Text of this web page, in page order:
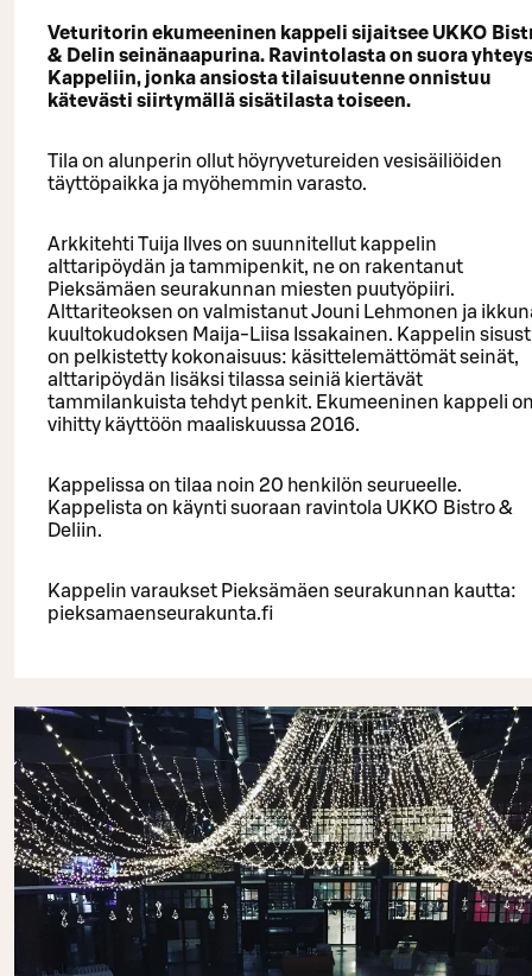
Veturitorin ekumeeninen kappeli sijaitsee UKKO
& Delin seinänaapurina. Ravintolasta on suora yhteys
Kappeliin, jonka ansiosta tilaisuutenne onnistuu
kätevästi siirtymällä sisätilasta toiseen.
Tila on alunperin ollut höyryvetureiden vesisäiliöiden
täyttöpaikka ja myöhemmin varasto.
Arkkitehti Tuija Ilves on suunnitellut kappelin
alttaripöydän ja tammipenkit, ne on rakentanut
Pieksämäen seurakunnan miesten puutyöpiiri.
Alttariteoksen on valmistanut Jouni Lehmonen ja
kuultokudoksen Maija-Liisa Issakainen. Kappelin
on pelkistetty kokonaisuus: käsittelemättömät seinät,
alttaripöydän lisäksi tilassa seiniä kiertävät
tammilankuista tehdyt penkit. Ekumeeninen kappeli
vihitty käyttöön maaliskuussa 2016.
Kappelissa on tilaa noin 20 henkilön seurueelle.
Kappelista on käynti suoraan ravintola UKKO Bistro &
Deliin.
Kappelin varaukset Pieksämäen seurakunnan kautta:
pieksamaenseurakunta.fi